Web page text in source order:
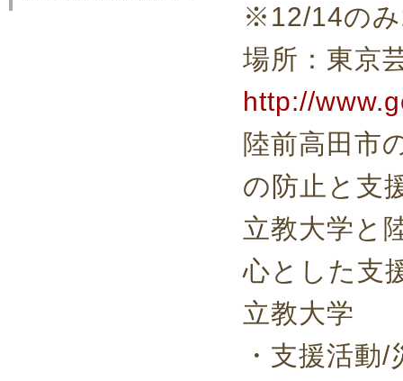
※12/14の
場所：東京
http://
陸前高田市
の防止と支
立教大学と
心とした支
立教大学
・支援活動